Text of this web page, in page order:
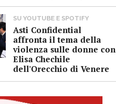
SU YOUTUBE E SPOTIFY
Asti Confidential
affronta il tema della
violenza sulle donne con
Elisa Chechile
dell'Orecchio di Venere